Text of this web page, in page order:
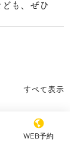
も、ぜひ
すべて表示
WEB予約